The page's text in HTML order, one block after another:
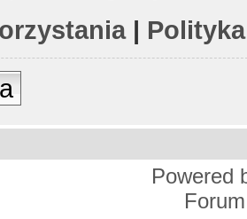
|
Powered